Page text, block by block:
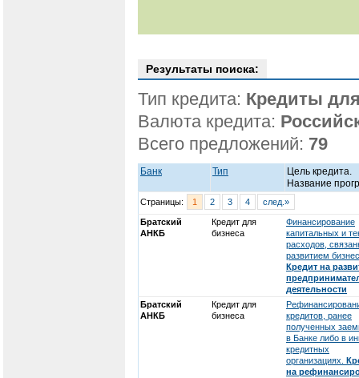
Результаты поиска:
Тип кредита: Кредиты
Валюта кредита:
Всего предложений: 79
Банк Тип
Цель кредита.
Название
Страницы: 1 2 3 4 след.»
Братский
АНКБ
Кредит для
бизнеса
Финансирование
капитальных и
расходов,
развитием
Кредит на
деятельности
Братский
АНКБ
Кредит для
бизнеса
кредитов, ранее
полученных
в Банке либо в
кредитных
организациях.
на